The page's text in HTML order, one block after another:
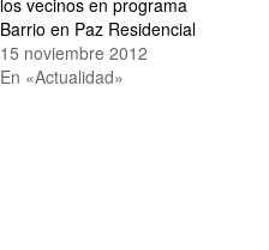
Barrio en Paz Residencial
15 noviembre 2012
En «Actualidad»